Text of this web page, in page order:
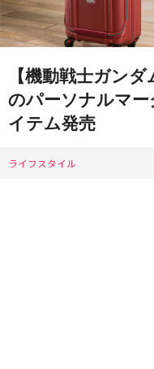
【機動戦士ガン
のパーソナルマ
イテム発売
ライフスタイル